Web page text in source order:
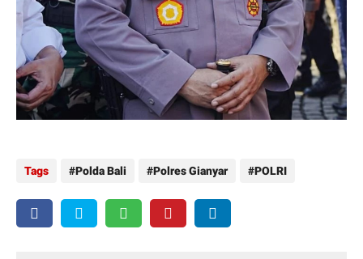
Tags Polda Bali Polres Gianyar POLRI